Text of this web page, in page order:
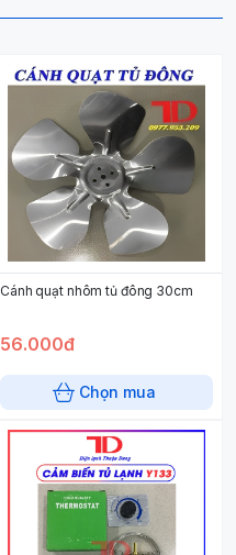
Cánh quạt nhôm tủ đông 30cm
56.000đ
Chọn mua